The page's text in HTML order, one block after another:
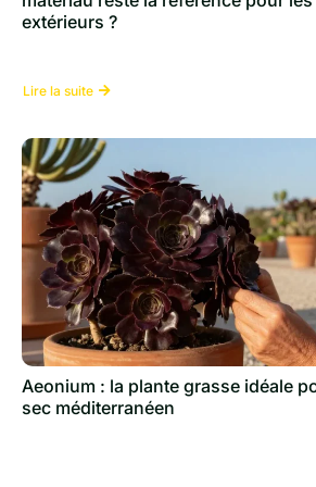
people
of
good.
easy
return
and
lowest
price
in
our
best
tag
heuer
replica
extérieurs ?
Lire la suite
Aeonium : la plante grasse idéale
sec méditerranéen